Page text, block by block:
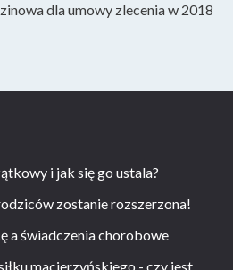
dla umowy zlecenia w 2018
i jak się go ustala?
zostanie rozszerzona!
a świadczenia chorobowe
macierzyńskiego - czy jest